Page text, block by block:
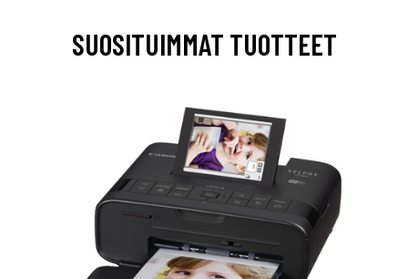
SUOSITUIMMAT TUOTTEET